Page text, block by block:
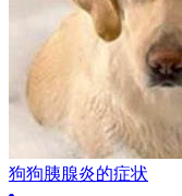
狗狗胰腺炎的症状